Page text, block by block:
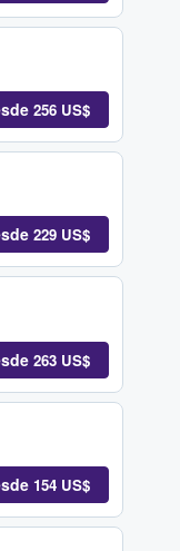
256 US$
229 US$
263 US$
154 US$